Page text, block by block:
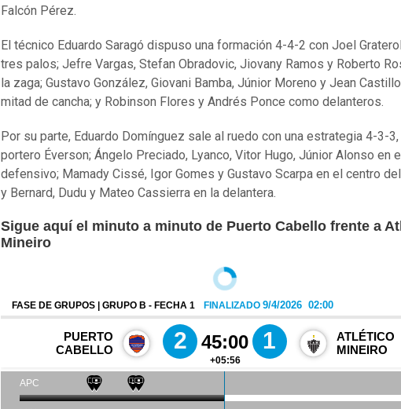
Falcón Pérez.
El técnico Eduardo Saragó dispuso una formación 4-4-2 con Joel
tres palos; Jefre Vargas, Stefan Obradovic, Jiovany Ramos y Roberto
la zaga; Gustavo González, Giovani Bamba, Júnior Moreno y Jean
mitad de cancha; y Robinson Flores y Andrés Ponce como delanteros.
Por su parte, Eduardo Domínguez sale al ruedo con una estrategia 4-3-
portero Éverson; Ángelo Preciado, Lyanco, Vitor Hugo, Júnior Alonso en
defensivo; Mamady Cissé, Igor Gomes y Gustavo Scarpa en el centro
y Bernard, Dudu y Mateo Cassierra en la delantera.
Sigue aquí el minuto a minuto de Puerto Cabello frente a
Mineiro